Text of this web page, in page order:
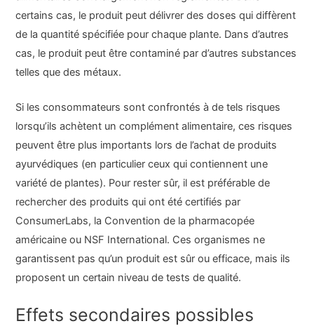
certains cas, le produit peut délivrer des doses qui diffèrent
de la quantité spécifiée pour chaque plante. Dans d’autres
cas, le produit peut être contaminé par d’autres substances
telles que des métaux.
Si les consommateurs sont confrontés à de tels risques
lorsqu’ils achètent un complément alimentaire, ces risques
peuvent être plus importants lors de l’achat de produits
ayurvédiques (en particulier ceux qui contiennent une
variété de plantes). Pour rester sûr, il est préférable de
rechercher des produits qui ont été certifiés par
ConsumerLabs, la Convention de la pharmacopée
américaine ou NSF International. Ces organismes ne
garantissent pas qu’un produit est sûr ou efficace, mais ils
proposent un certain niveau de tests de qualité.
Effets secondaires possibles